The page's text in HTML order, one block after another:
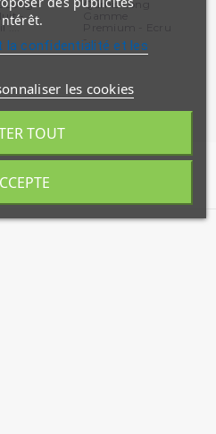
Long -
-
:...
Qamis Long
-...
la confidentialité et les
les cookies
TOUT